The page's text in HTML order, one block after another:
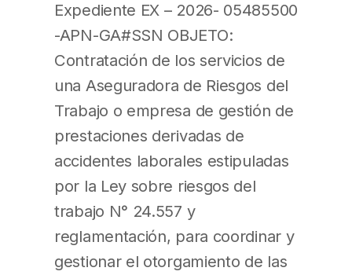
Expediente EX – 2026- 05485500
-APN-GA#SSN OBJETO:
Contratación de los servicios de
una Aseguradora de Riesgos del
Trabajo o empresa de gestión de
prestaciones derivadas de
accidentes laborales estipuladas
por la Ley sobre riesgos del
trabajo N° 24.557 y
reglamentación, para coordinar y
gestionar el otorgamiento de las